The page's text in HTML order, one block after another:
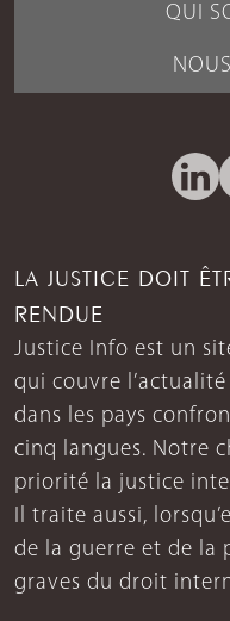
QUI
LA JUSTICE DOIT
RENDUE
Justice Info est un
qui couvre
dans les pays
cinq langues. Notre
priorité la justice
Il traite aussi,
de la guerre et de la
graves du droit